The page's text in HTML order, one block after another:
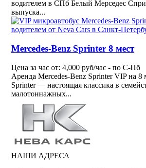
водителем в СПб Белый Мерседес
выпуска...
Mercedes-Benz Sprinter 8 мест
Цена за час от: 4,000 руб/час - по С-Пб
Аренда Mercedes-Benz Sprinter VIP на 8
Sprinter — настоящая классика в
малотоннажных...
НАШИ АДРЕСА